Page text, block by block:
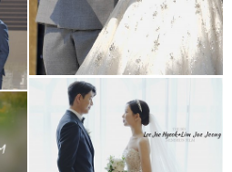
더빈웨딩컨벤션
(대표2인프리미엄)